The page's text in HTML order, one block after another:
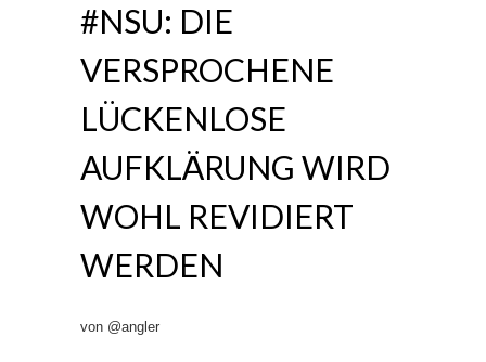
#NSU: DIE
VERSPROCHENE
LÜCKENLOSE
AUFKLÄRUNG WIRD
WOHL REVIDIERT
WERDEN
von @angler